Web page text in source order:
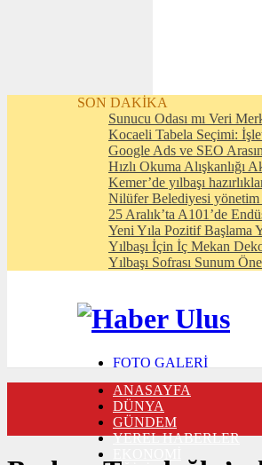
SON DAKİKA
Sunucu Odası mı Veri
Kocaeli Tabela Seçimi:
Google Ads ve SEO
Hızlı Okuma Alışkanlığı
Kemer’de yılbaşı
Nilüfer Belediyesi
25 Aralık’ta A101’de
Yeni Yıla Pozitif Başlama
Yılbaşı İçin İç Mekan
Yılbaşı Sofrası Sunum
FOTO GALERİ
TRAFİK DURUMU
NÖBETÇİ ECZANELER
CANLI SONUÇLAR
BURÇLAR
ANASAYFA
DÜNYA
GÜNDEM
YEREL HABERLER